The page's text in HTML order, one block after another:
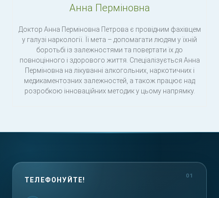
Анна Перміновна
Доктор Анна Перміновна Петрова є провідним фахівцем
у галузі наркології. Її мета – допомагати людям у їхній
боротьбі із залежностями та повертати їх до
повноцінного і здорового життя. Спеціалізується Анна
Перміновна на лікуванні алкогольних, наркотичних і
медикаментозних залежностей, а також працює над
розробкою інноваційних методик у цьому напрямку.
ТЕЛЕФОНУЙТЕ!